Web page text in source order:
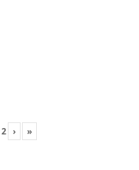
2 › »